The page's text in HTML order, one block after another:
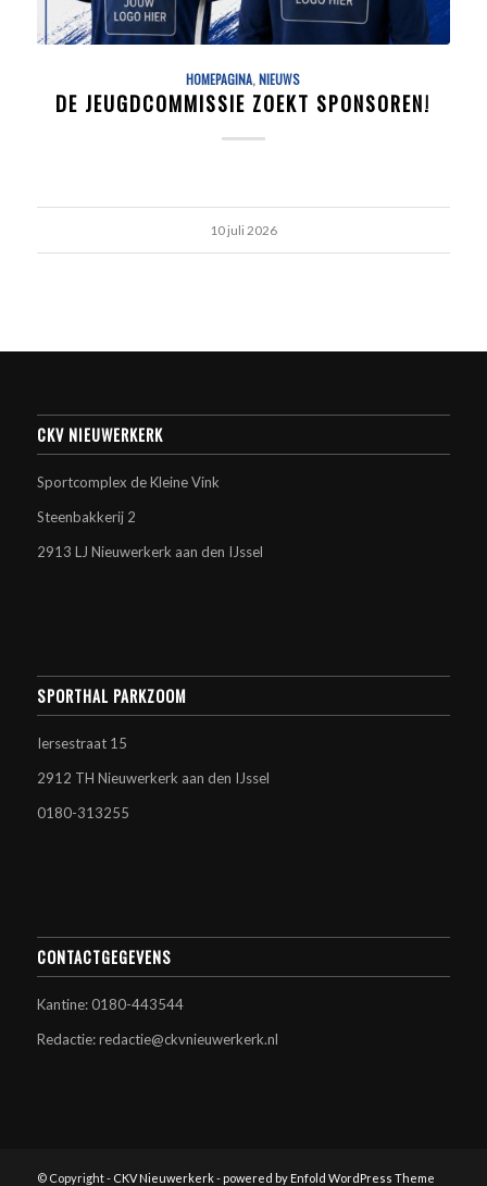
HOMEPAGINA,NIEUWS
DE JEUGDCOMMISSIE ZOEKT SPONSOREN!
10 juli 2026
CKV NIEUWERKERK
Sportcomplex de Kleine Vink
Steenbakkerij 2
2913 LJ Nieuwerkerk aan den IJssel
SPORTHAL PARKZOOM
Iersestraat 15
2912 TH Nieuwerkerk aan den IJssel
0180-313255
CONTACTGEGEVENS
Kantine: 0180-443544
Redactie: redactie@ckvnieuwerkerk.nl
© Copyright - CKV Nieuwerkerk- powered by Enfold WordPress Theme